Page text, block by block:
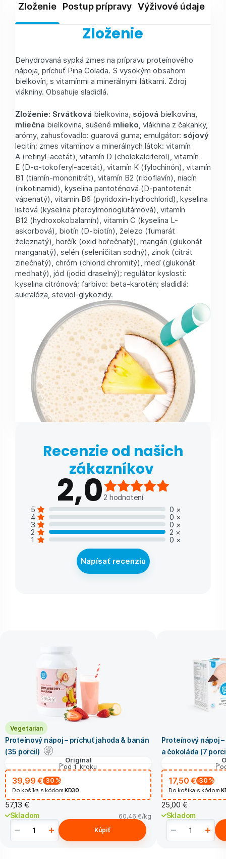
Zloženie Postup prípravy Výživové údaje
Zloženie
Dehydrovaná sypká zmes na prípravu proteínového
nápoja, príchuť Pina Colada. S vysokým obsahom
bielkovín, s vitamínmi a minerálnymi látkami. Zdroj
vlákniny. Obsahuje sladidlá.
Zloženie: Srvátková bielkovina, sójová bielkovina,
mliečna bielkovina, sušené mlieko , vláknina z čakanky,
arómy, zahusťovadlo: guarová guma; emulgátor: sójový
lecitín; zmes vitamínov a minerálnych látok: vitamín
A (retinyl-acetát), vitamín D (cholekalciferol), vitamín
E (D-α-tokoferyl-acetát), vitamín K (fylochinón), vitamín
B1 (tiamín-mononitrát), vitamín B2 (riboflavín), niacín
(nikotinamid), kyselina pantoténová (D-pantotenát
vápenatý), vitamín B6 (pyridoxín-hydrochlorid), kyselina
listová (kyselina pteroylmonoglutámová), vitamín
B12 (hydroxokobalamín), vitamín C (kyselina L-
askorbová), biotín (D-biotín), železo (fumarát
železnatý), horčík (oxid hořečnatý), mangán (glukonát
manganatý), selén (seleničitan sodný), zinok (citrát
zinečnatý), chróm (chlorid chromitý), meď (glukonát
meďnatý), jód (jodid draselný); regulátor kyslosti:
kyselina citrónová; farbivo: beta-karotén; sladidlá:
sukralóza, steviol-glykozidy.
Recenzie od našich
zákazníkov
2,02 hodnotení
5
0 ×
4 0 ×
3 0 ×
2 2 ×
1 0 ×
Napísať recenziu
Vegetarian
Proteínový nápoj – príchuť jahoda & banán
(35 porcií)
Original
od 1. kroku
39,99 €-30 %
Do košíka s kódom KD30
57,13 €
Skladom 60,46 €/kg
Kúpiť
Proteínový nápoj
a čokoláda (7
17,50 €-30 %
Do košíka s kódom
25,00 €
Skladom